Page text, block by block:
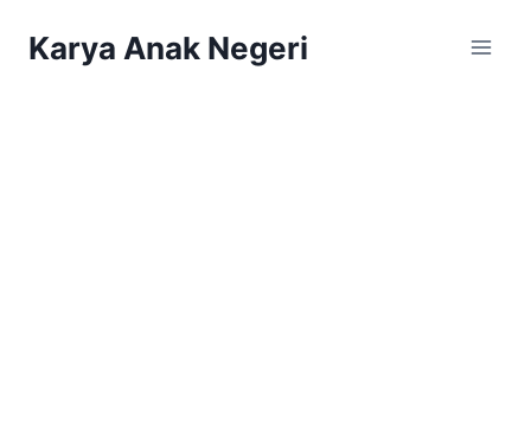
Karya Anak Negeri